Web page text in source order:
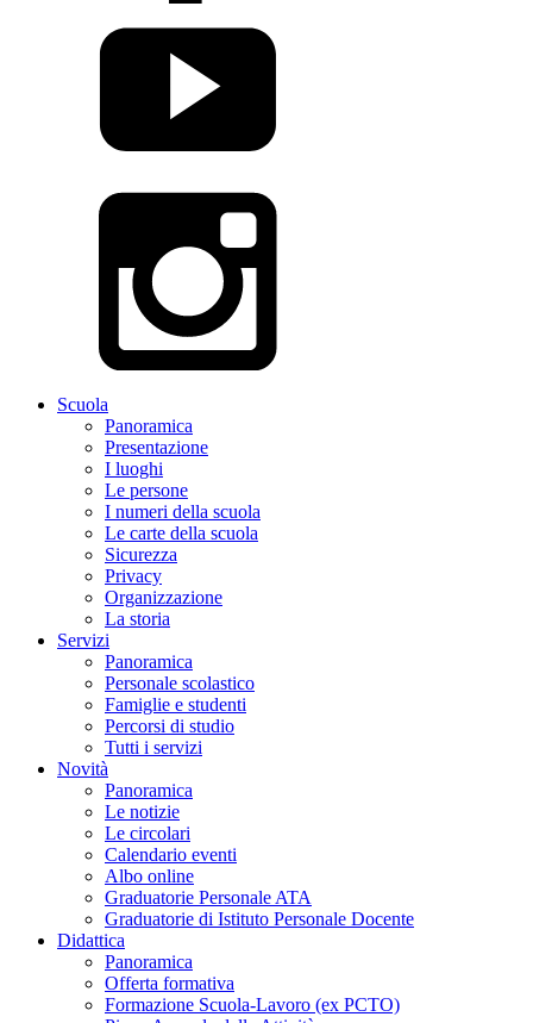
Scuola
Panoramica
Presentazione
I luoghi
Le persone
I numeri della scuola
Le carte della scuola
Sicurezza
Privacy
Organizzazione
La storia
Servizi
Panoramica
Personale scolastico
Famiglie e studenti
Percorsi di studio
Tutti i servizi
Novità
Panoramica
Le notizie
Le circolari
Calendario eventi
Albo online
Graduatorie Personale ATA
Graduatorie di Istituto Personale Docente
Didattica
Panoramica
Offerta formativa
Formazione Scuola-Lavoro (ex PCTO)